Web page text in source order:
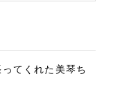
てくれた美琴ち